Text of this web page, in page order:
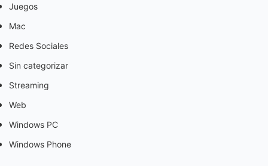
Juegos
Mac
Redes Sociales
Sin categorizar
Streaming
Web
Windows PC
Windows Phone